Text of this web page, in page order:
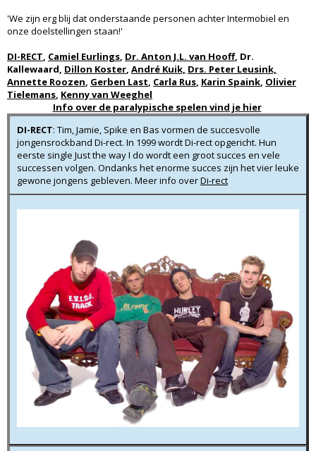
'We zijn erg blij dat onderstaande personen achter Intermobiel en
onze doelstellingen staan!'
DI-RECT, Camiel Eurlings, Dr. Anton J.L. van Hooff, Dr.
Kallewaard, Dillon Koster, André Kuik, Drs. Peter Leusink,
Annette Roozen, Gerben Last, Carla Rus, Karin Spaink, Olivier
Tielemans, Kenny van Weeghel
Info over de paralypische spelen vind je hier
DI-RECT: Tim, Jamie, Spike en Bas vormen de succesvolle
jongensrockband Di-rect. In 1999 wordt Di-rect opgericht. Hun
eerste single Just the way I do wordt een groot succes en vele
successen volgen. Ondanks het enorme succes zijn het vier leuke
gewone jongens gebleven. Meer info overDi-rect